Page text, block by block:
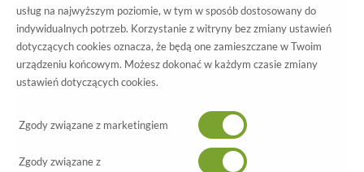
Wszystkie produkty
04323-0123-04 Alabaster Perła
usług na najwyższym poziomie, w tym w sposób dostosowany do
indywidualnych potrzeb. Korzystanie z witryny bez zmiany ustawień
dotyczących cookies oznacza, że będą one zamieszczane w Twoim
urządzeniu końcowym. Możesz dokonać w każdym czasie zmiany
ustawień dotyczących cookies.
Zgody związane z marketingiem
Zgody związane z